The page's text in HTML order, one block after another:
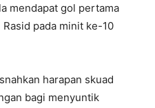
mendapat gol pertama
pada minit ke-10
harapan skuad
bagi menyuntik